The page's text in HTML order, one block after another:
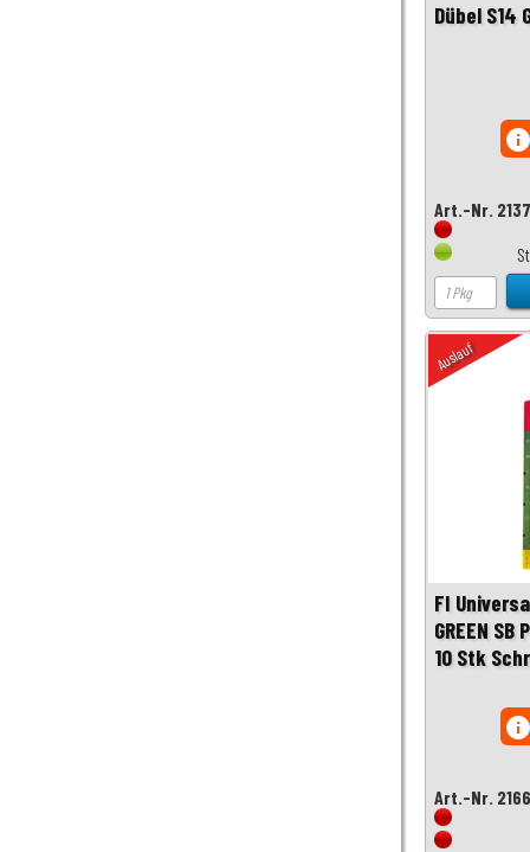
Dübel S14
Art.-Nr.
Auslauf
FI
GREEN
10 Stk
Art.-Nr.